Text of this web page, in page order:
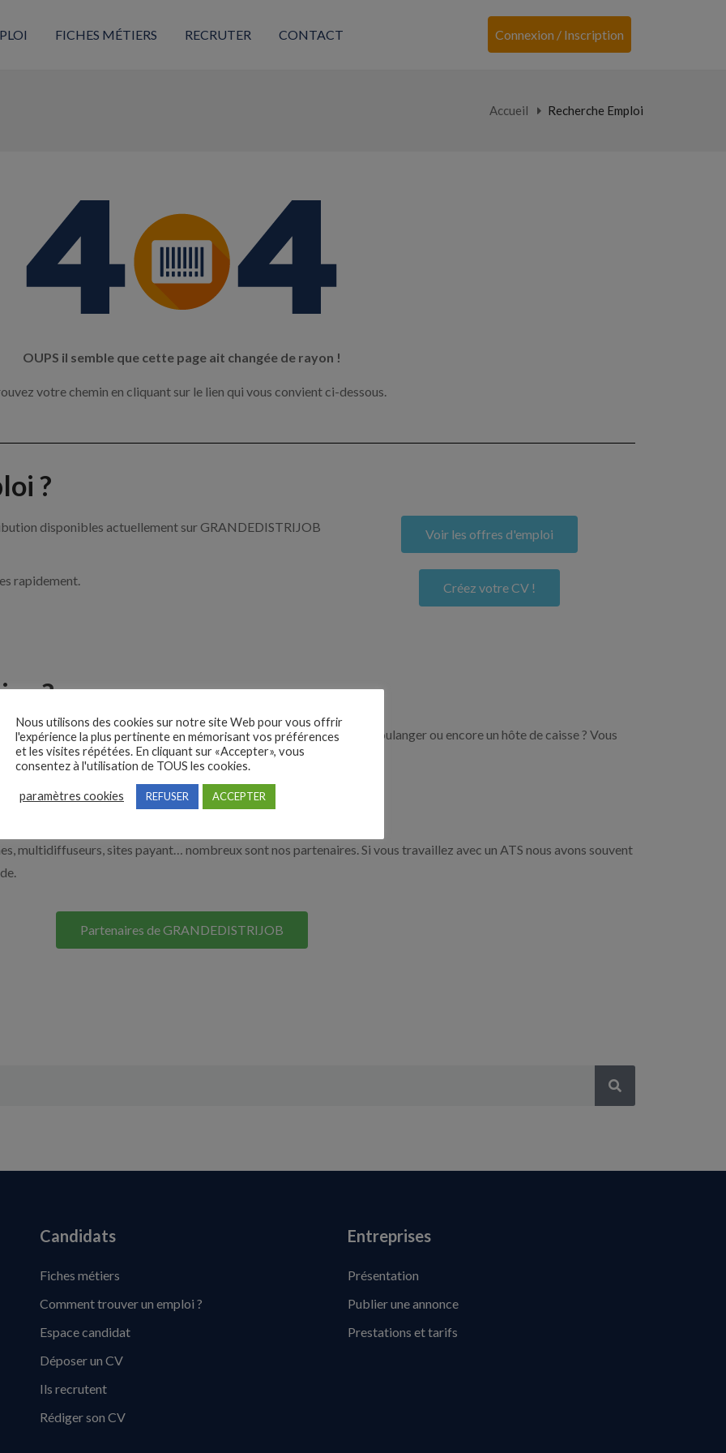
FICHES MÉTIERS RECRUTER CONTACT Connexion / Inscription
Accueil Recherche Emploi
OUPS il semble que cette page ait changée de rayon !
votre chemin en cliquant sur le lien qui vous convient ci-dessous.
?
disponibles actuellement sur GRANDEDISTRIJOB Voir les offres d'emploi
rapidement. Créez votre CV !
?
la grande distribution par exemple un responsable de rayon, un boulanger ou encore un hôte de caisse ? Vous
aider à recruter en cliquant sur le bouton ci-dessous.
Nos solutions entreprises
multidiffuseurs, sites payant… nombreux sont nos partenaires. Si vous travaillez avec un ATS nous avons souvent
Partenaires de GRANDEDISTRIJOB
Candidats
Fiches métiers
Comment trouver un emploi ?
Espace candidat
Déposer un CV
Ils recrutent
Rédiger son CV
Entreprises
Présentation
Publier une annonce
Prestations et tarifs
Nous utilisons des cookies sur notre site Web pour vous offrir
l'expérience la plus pertinente en mémorisant vos préférences
et les visites répétées. En cliquant sur «Accepter», vous
consentez à l'utilisation de TOUS les cookies.
paramètres cookies REFUSER ACCEPTER